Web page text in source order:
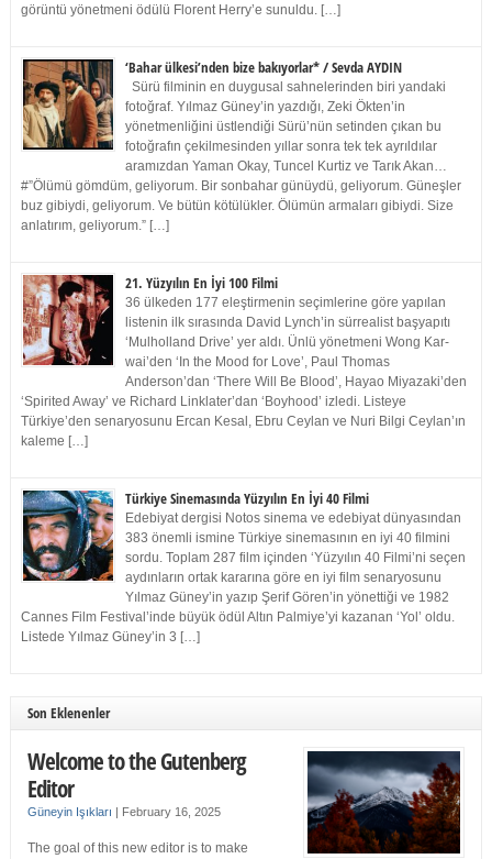
görüntü yönetmeni ödülü Florent Herry’e sunuldu. […]
‘Bahar ülkesi’nden bize bakıyorlar* / Sevda AYDIN
Sürü filminin en duygusal sahnelerinden biri yandaki
fotoğraf. Yılmaz Güney’in yazdığı, Zeki Ökten’in
yönetmenliğini üstlendiği Sürü’nün setinden çıkan bu
fotoğrafın çekilmesinden yıllar sonra tek tek ayrıldılar
aramızdan Yaman Okay, Tuncel Kurtiz ve Tarık Akan…
#”Ölümü gömdüm, geliyorum. Bir sonbahar günüydü, geliyorum. Güneşler
buz gibiydi, geliyorum. Ve bütün kötülükler. Ölümün armaları gibiydi. Size
anlatırım, geliyorum.” […]
21. Yüzyılın En İyi 100 Filmi
36 ülkeden 177 eleştirmenin seçimlerine göre yapılan
listenin ilk sırasında David Lynch’in sürrealist başyapıtı
‘Mulholland Drive’ yer aldı. Ünlü yönetmeni Wong Kar-
wai’den ‘In the Mood for Love’, Paul Thomas
Anderson’dan ‘There Will Be Blood’, Hayao Miyazaki’den
‘Spirited Away’ ve Richard Linklater’dan ‘Boyhood’ izledi. Listeye
Türkiye’den senaryosunu Ercan Kesal, Ebru Ceylan ve Nuri Bilgi Ceylan’ın
kaleme […]
Türkiye Sinemasında Yüzyılın En İyi 40 Filmi
Edebiyat dergisi Notos sinema ve edebiyat dünyasından
383 önemli ismine Türkiye sinemasının en iyi 40 filmini
sordu. Toplam 287 film içinden ‘Yüzyılın 40 Filmi’ni seçen
aydınların ortak kararına göre en iyi film senaryosunu
Yılmaz Güney’in yazıp Şerif Gören’in yönettiği ve 1982
Cannes Film Festival’inde büyük ödül Altın Palmiye’yi kazanan ‘Yol’ oldu.
Listede Yılmaz Güney’in 3 […]
Son Eklenenler
Welcome to the Gutenberg
Editor
Güneyin Işıkları | February 16, 2025
The goal of this new editor is to make